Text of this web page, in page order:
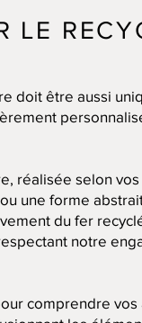
LE
doit être aussi
réalisée selon
une forme
du fer
notre
comprendre